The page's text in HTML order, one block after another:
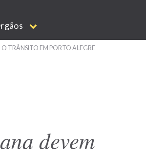
TRÂNSITO EM PORTO ALEGRE
devem